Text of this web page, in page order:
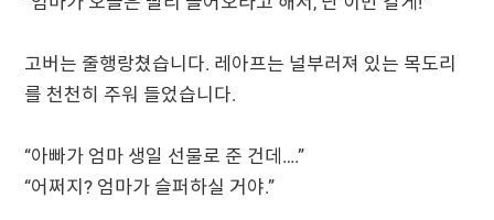
고버는 줄행랑쳤습니다. 레아프는 널부러져 있는 목도리
를 천천히 주워 들었습니다.
“아빠가 엄마 생일 선물로 준 건데….”
“어쩌지? 엄마가 슬퍼하실 거야.”